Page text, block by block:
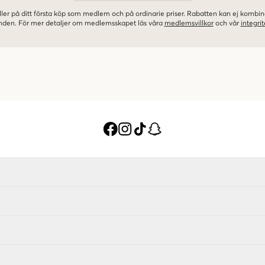
på ditt första köp som medlem och på ordinarie priser. Rabatten kan ej
För mer detaljer om medlemsskapet läs våra medlemsvillkor och vår